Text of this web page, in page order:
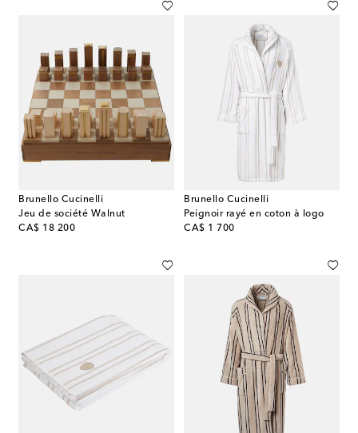
Brunello Cucinelli
Jeu de société Walnut
CA$ 18 200
original price
Brunello Cucinelli
Peignoir rayé en coton à logo
CA$ 1 700
original price